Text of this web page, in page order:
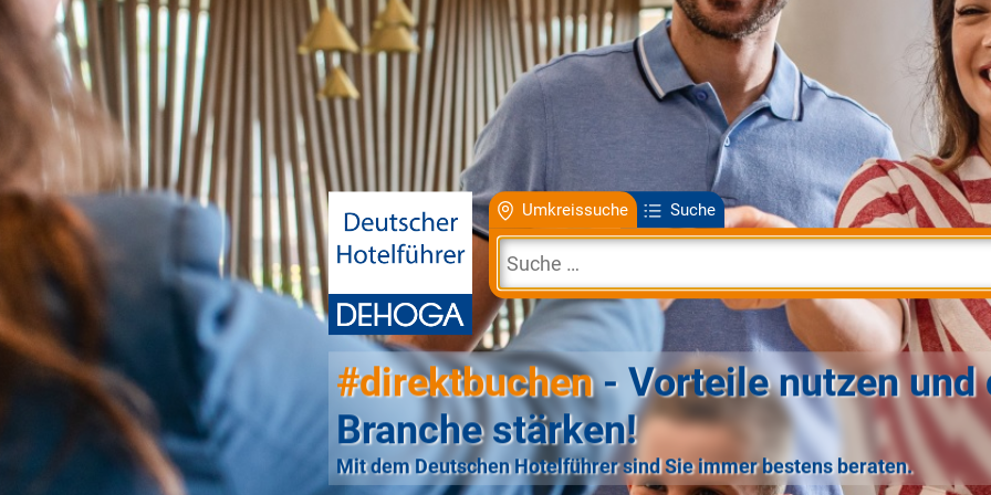
Umkreissuche Suche
#direktbuchen- Vorteile nutzen und
Branche stärken!
Mit dem Deutschen Hotelführer sind Sie immer bestens beraten.